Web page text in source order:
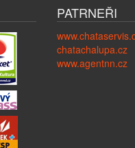
PATRNEŘI
chatachalupa.cz
www.agentnn.cz